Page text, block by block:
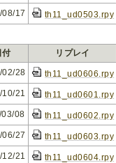
17 th11_ud0503.rpy
付 リプレイ
02/28
th11_ud0606.rpy
21
th11_ud0601.rpy
08
th11_ud0602.rpy
27
th11_ud0603.rpy
21 th11_ud0604.rpy